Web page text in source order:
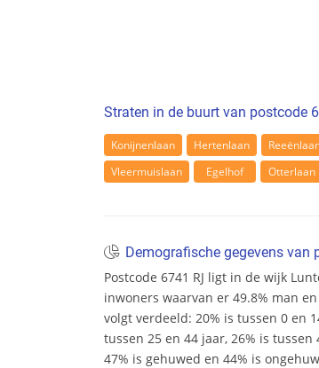
Straten in de buurt van postcode
Konijnenlaan Hertenlaan
Vleermuislaan
Egelhof Otterlaan
Demografische gegevens van
Postcode 6741 RJ ligt in de wijk
inwoners waarvan er 49.8% man
volgt verdeeld: 20% is tussen 0 en
tussen 25 en 44 jaar, 26% is
47% is gehuwed en 44% is